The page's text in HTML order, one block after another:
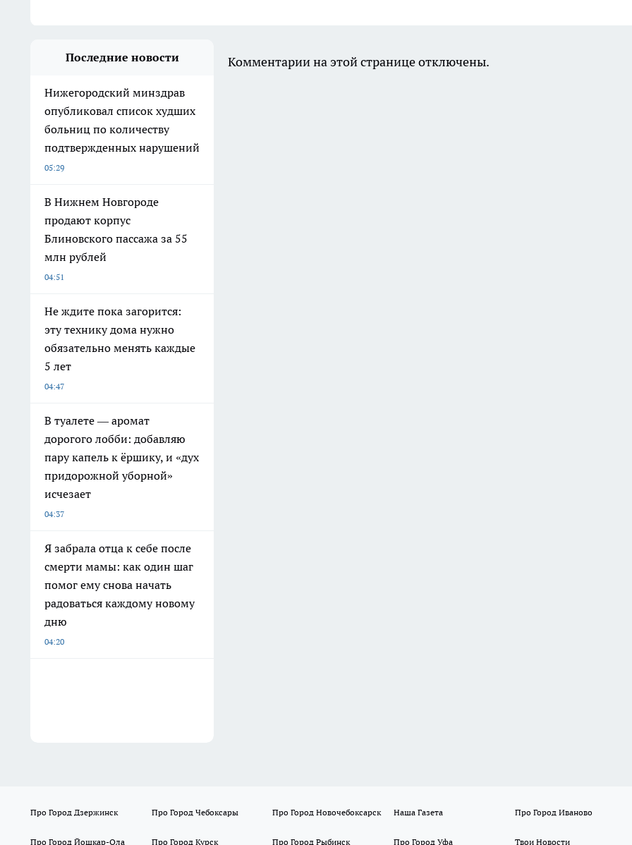
Последние новости
Нижегородский минздрав
опубликовал список худших
больниц по количеству
подтвержденных нарушений
05:29
В Нижнем Новгороде
продают корпус
Блиновского пассажа за 55
млн рублей
04:51
Не ждите пока загорится:
эту технику дома нужно
обязательно менять каждые
5 лет
04:47
В туалете — аромат
дорогого лобби: добавляю
пару капель к ёршику, и «дух
придорожной уборной»
исчезает
04:37
Я забрала отца к себе после
смерти мамы: как один шаг
помог ему снова начать
радоваться каждому новому
дню
04:20
Комментарии на этой странице отключены.
Про Город Дзержинск Про Город Чебоксары Про Город Новочебоксарск Наша Газета Про Город Иваново
Про Город Йошкар-Ола Про Город Курск Про Город Рыбинск Про Город Уфа Твои Новости